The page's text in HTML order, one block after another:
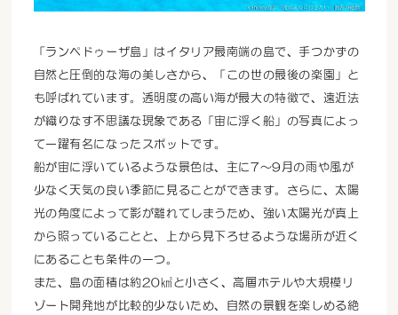
「ランペドゥーザ島」はイタリア最南端の島で、手つかずの
自然と圧倒的な海の美しさから、「この世の最後の楽園」と
も呼ばれています。透明度の高い海が最大の特徴で、遠近法
が織りなす不思議な現象である「宙に浮く船」の写真によっ
て一躍有名になったスポットです。
船が宙に浮いているような景色は、主に7～9月の雨や風が
少なく天気の良い季節に見ることができます。さらに、太陽
光の角度によって影が離れてしまうため、強い太陽光が真上
から照っていることと、上から見下ろせるような場所が近く
にあることも条件の一つ。
また、島の面積は約20㎢と小さく、高層ホテルや大規模リ
ゾート開発地が比較的少ないため、自然の景観を楽しめる絶